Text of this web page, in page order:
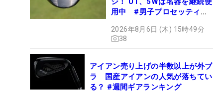
用中 #男子プロセッティン
2026年8月6日 (木) 15時49分
38
アイアン売り上げの半数以上が外ブ
ラ 国産アイアンの人気が落ちてい
る？ #週間ギアランキング